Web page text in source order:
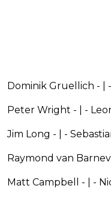
Dominik Gruellich - |
Peter Wright - | -
Jim Long - | -
Raymond van
Matt Campbell - | -